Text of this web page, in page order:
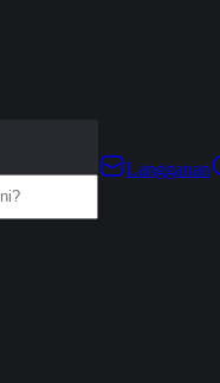
Langganan